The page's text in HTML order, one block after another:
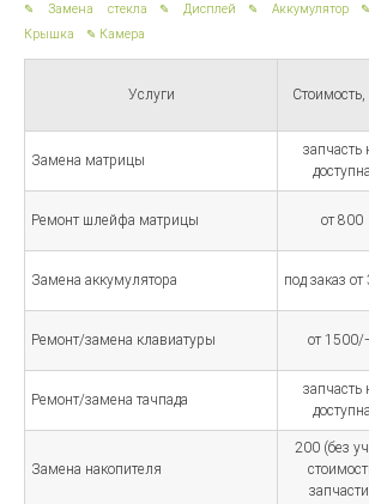
Замена стекла Дисплей Аккумулятор
Крышка
Камера
Услуги Стоимость,
Замена матрицы
запчасть
доступна
Ремонт шлейфа матрицы от 800
Замена аккумулятора под заказ
Ремонт/замена клавиатуры от
Ремонт/замена тачпада
запчасть
доступна
Замена накопителя
200 (без